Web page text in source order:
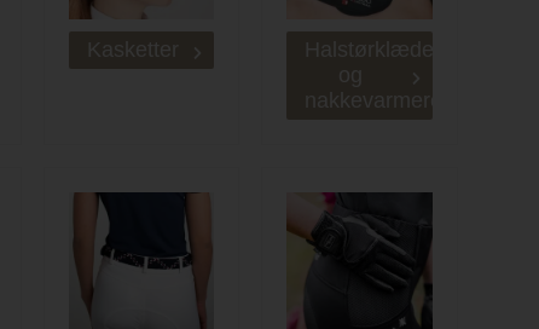
Kasketter
Halstørklæder
og
nakkevarmere